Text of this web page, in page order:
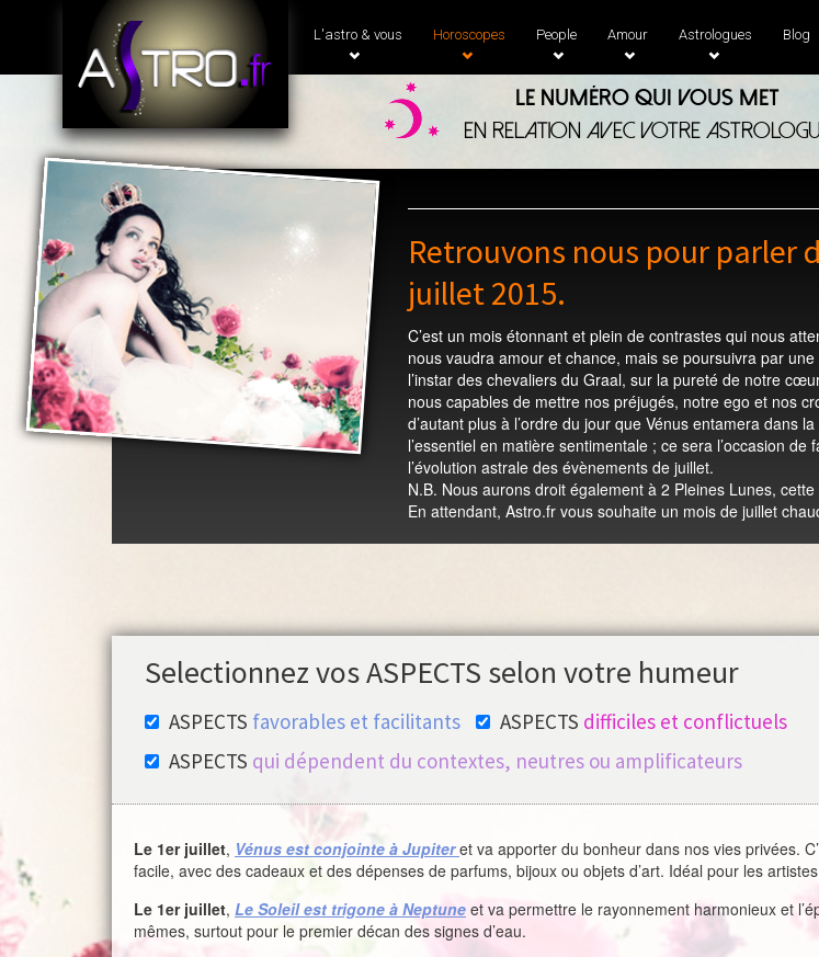
L'astro & vous Horoscopes People Amour Astrologues Blog
Le numéro qui vous met
en relation avec votre
Retrouvons nous pour parler
juillet 2015.
C’est un mois étonnant et plein de contrastes qui nous
nous vaudra amour et chance, mais se poursuivra par
l’instar des chevaliers du Graal, sur la pureté de notre
nous capables de mettre nos préjugés, notre ego et nos
d’autant plus à l’ordre du jour que Vénus entamera dans
l’essentiel en matière sentimentale ; ce sera l’occasion
l’évolution astrale des évènements de juillet.
N.B. Nous aurons droit également à 2 Pleines Lunes,
En attendant, Astro.fr vous souhaite un mois de juillet
Selectionnez vos ASPECTS selon votre humeur
ASPECTS favorables et facilitants ASPECTS difficiles et conflictuels
ASPECTS qui dépendent du contextes, neutres ou amplificateurs
Le 1er juillet, Vénus est conjointe à Jupiteret va apporter du bonheur dans nos vies privées.
facile, avec des cadeaux et des dépenses de parfums, bijoux ou objets d’art. Idéal pour les
Le 1er juillet, Le Soleil est trigone à Neptune et va permettre le rayonnement harmonieux et
mêmes, surtout pour le premier décan des signes d’eau.